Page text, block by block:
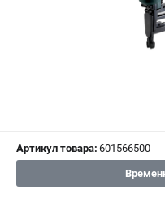
СРАВНЕНИЕ ( 0 )
ВХОД ИЛИ
Артикул товара: 601566500